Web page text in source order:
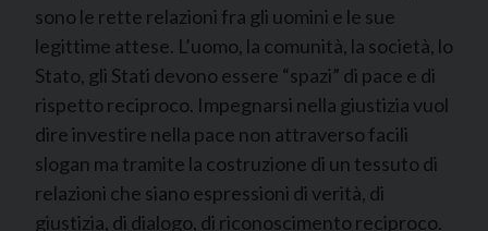
sono le rette relazioni fra gli uomini e le sue
legittime attese. L’uomo, la comunità, la società, lo
Stato, gli Stati devono essere “spazi” di pace e di
rispetto reciproco. Impegnarsi nella giustizia vuol
dire investire nella pace non attraverso facili
slogan ma tramite la costruzione di un tessuto di
relazioni che siano espressioni di verità, di
giustizia, di dialogo, di riconoscimento reciproco.